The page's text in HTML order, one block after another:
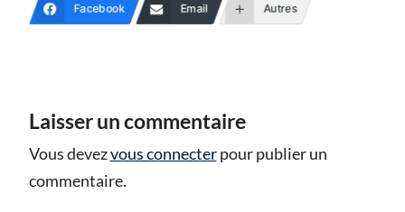
Facebook Email Autres
Laisser un commentaire
Vous devezvous connecterpour publier un
commentaire.